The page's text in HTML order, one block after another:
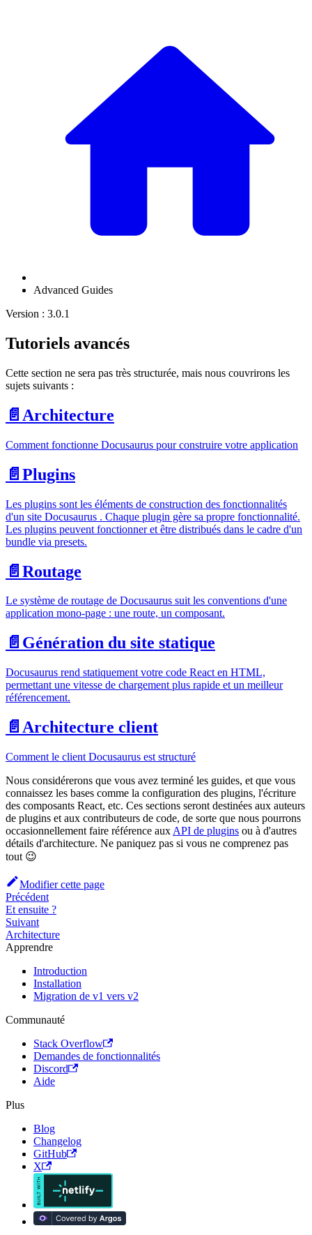
Advanced Guides
Version : 3.0.1
Tutoriels avancés
Cette section ne sera pas très structurée, mais nous couvrirons les
sujets suivants :
📄️ Architecture
Comment fonctionne Docusaurus pour construire votre application
📄️ Plugins
Les plugins sont les éléments de construction des fonctionnalités
d'un site Docusaurus . Chaque plugin gère sa propre fonctionnalité.
Les plugins peuvent fonctionner et être distribués dans le cadre d'un
bundle via presets.
📄️ Routage
Le système de routage de Docusaurus suit les conventions d'une
application mono-page : une route, un composant.
📄️ Génération du site statique
Docusaurus rend statiquement votre code React en HTML,
permettant une vitesse de chargement plus rapide et un meilleur
référencement.
📄️ Architecture client
Comment le client Docusaurus est structuré
Nous considérerons que vous avez terminé les guides, et que vous
connaissez les bases comme la configuration des plugins, l'écriture
des composants React, etc. Ces sections seront destinées aux auteurs
de plugins et aux contributeurs de code, de sorte que nous pourrons
occasionnellement faire référence aux API de plugins ou à d'autres
détails d'architecture. Ne paniquez pas si vous ne comprenez pas
tout 😉
Modifier cette page
Précédent
Et ensuite ?
Suivant
Architecture
Apprendre
Introduction
Installation
Migration de v1 vers v2
Communauté
Stack Overflow
Demandes de fonctionnalités
Discord
Aide
Plus
Blog
Changelog
GitHub
X